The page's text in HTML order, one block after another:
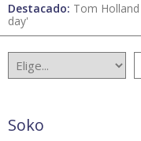
Destacado: Tom
day'
Soko